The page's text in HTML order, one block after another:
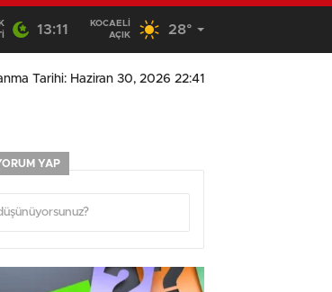
/ Günlük Okuma Süresi Az Olanlar İçin Etkili Okuma
13:11
KOCAELI
AÇIK
28°
Tarihi: Haziran 30, 2026 22:41
YAP